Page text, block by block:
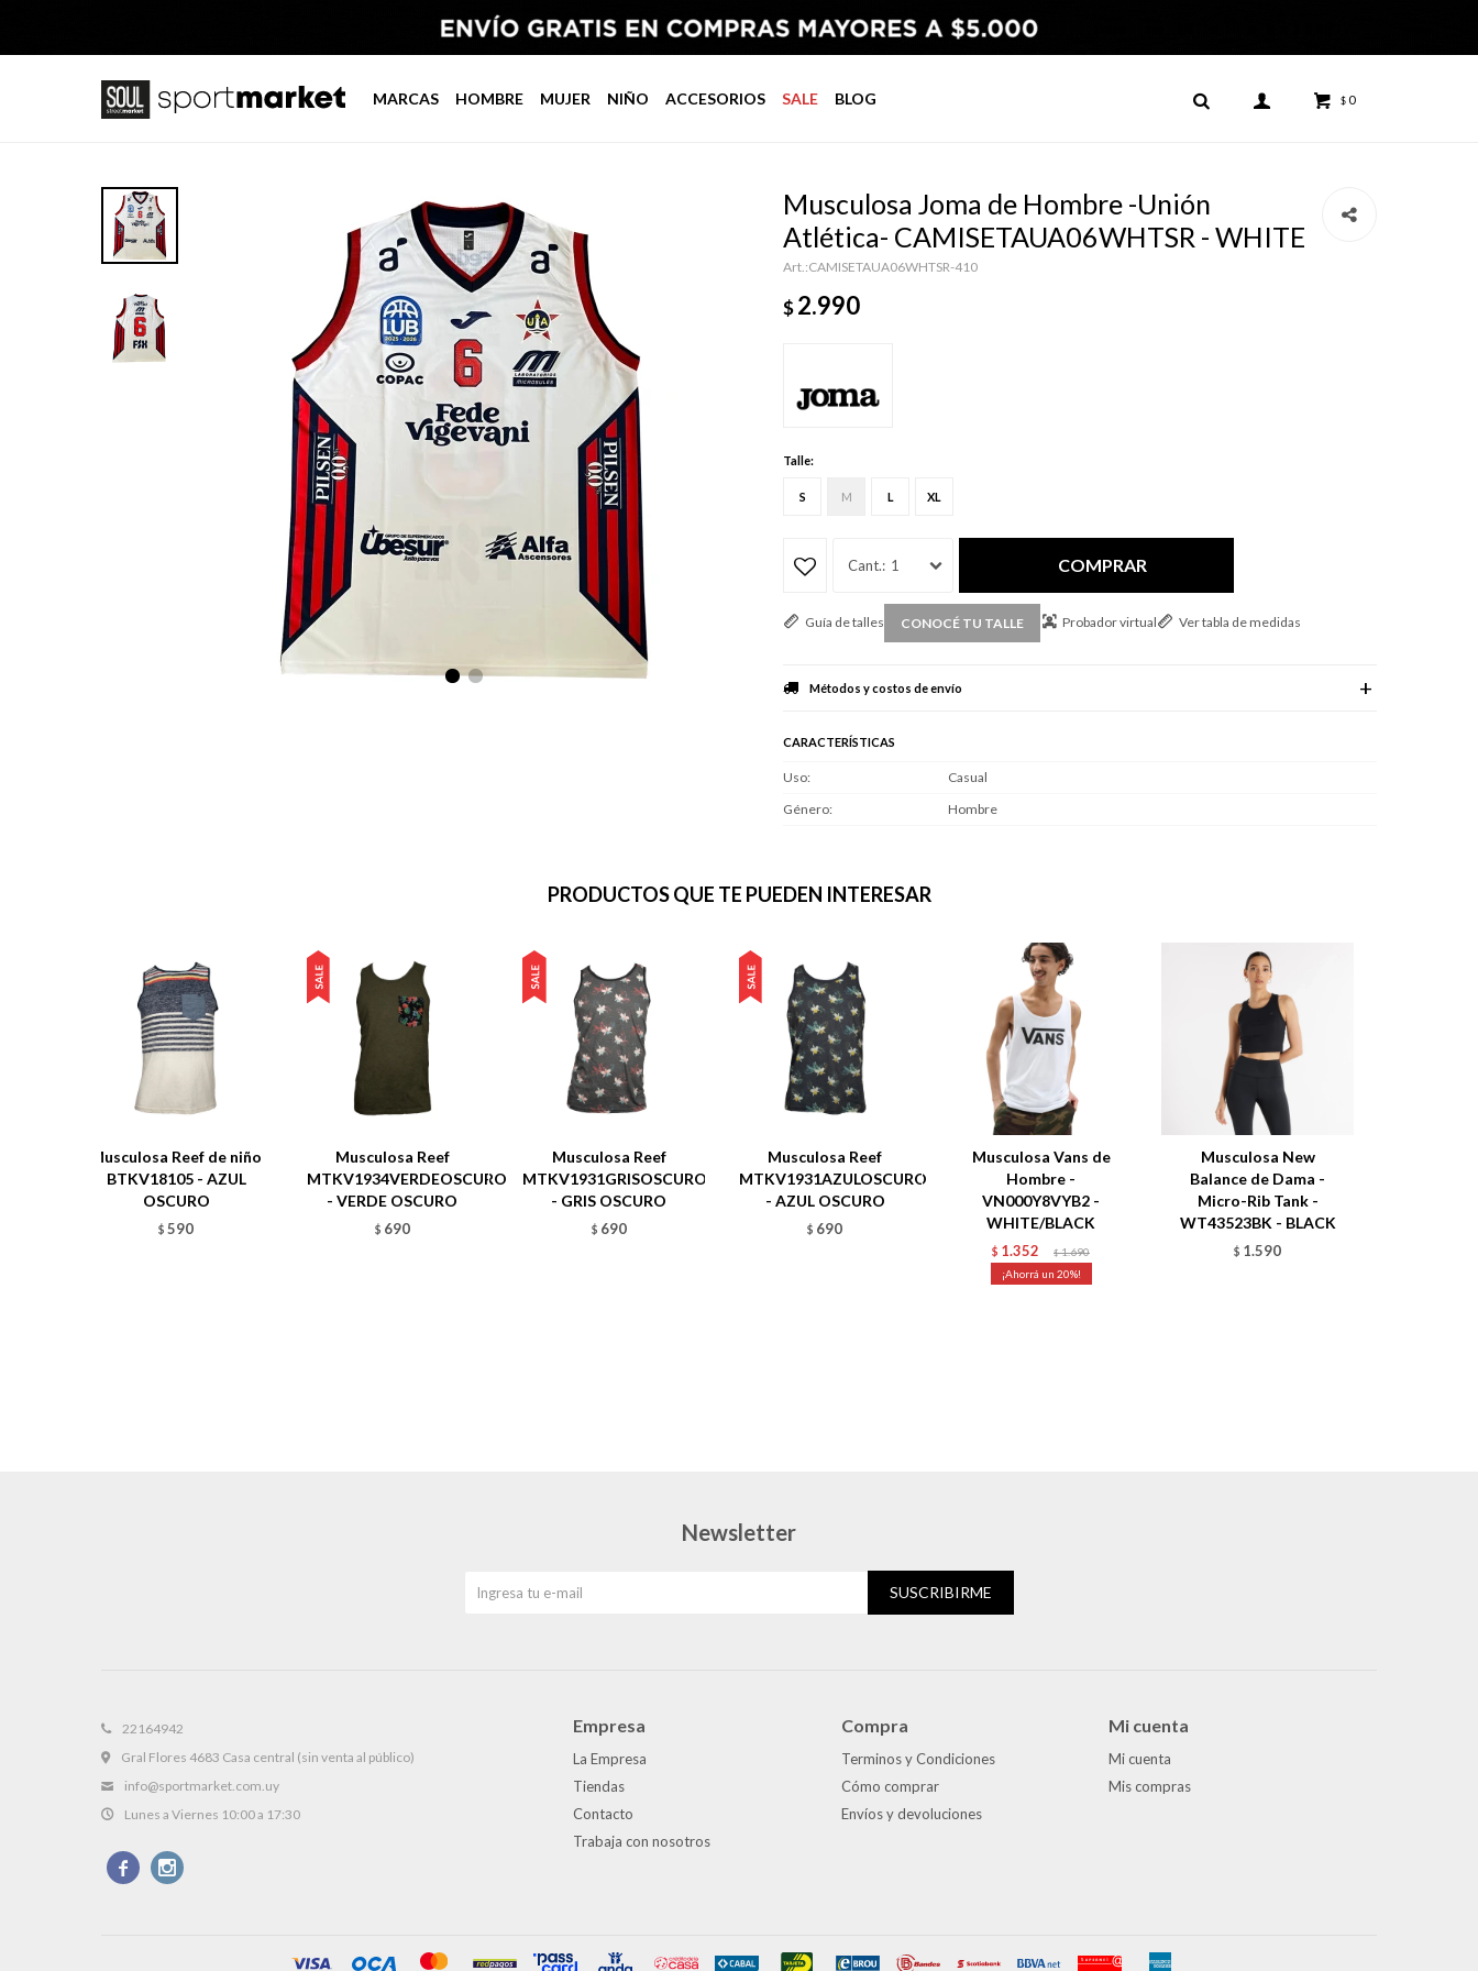
MARCAS HOMBRE MUJER NIÑO ACCESORIOS SALE BLOG $ 0
Musculosa Joma de Hombre -Unión
Atlética- CAMISETAUA06WHTSR - WHITE
CAMISETAUA06WHTSR-410
$2.990
Talle:
S M L XL
1 COMPRAR
Guía de talles CONOCÉ TU TALLE Probador virtual Ver tabla de medidas
Métodos y costos de envío
CARACTERÍSTICAS
Uso
Casual
Género
Hombre
PRODUCTOS QUE TE PUEDEN INTERESAR
Musculosa Reef de niño
BTKV18105 - AZUL
OSCURO
$ 590
Musculosa Reef
MTKV1934VERDEOSCURO
- VERDE OSCURO
$ 690
Musculosa Reef
MTKV1931GRISOSCURO
- GRIS OSCURO
$ 690
Musculosa Reef
MTKV1931AZULOSCURO
- AZUL OSCURO
$ 690
Musculosa Vans de
Hombre -
VN000Y8VYB2 -
WHITE/BLACK
$ 1.352 $ 1.690
20
Musculosa New
Balance de Dama -
Micro-Rib Tank -
WT43523BK - BLACK
$ 1.590
22164942
Gral Flores 4683 Casa central (sin venta al público)
info@sportmarket.com.uy
Lunes a Viernes 10:00 a 17:30
 
Empresa
La Empresa
Tiendas
Contacto
Trabaja con nosotros
Compra
Terminos y Condiciones
Cómo comprar
Envíos y devoluciones
Mi cuenta
Mi cuenta
Mis compras
Newsletter
SUSCRIBIRME